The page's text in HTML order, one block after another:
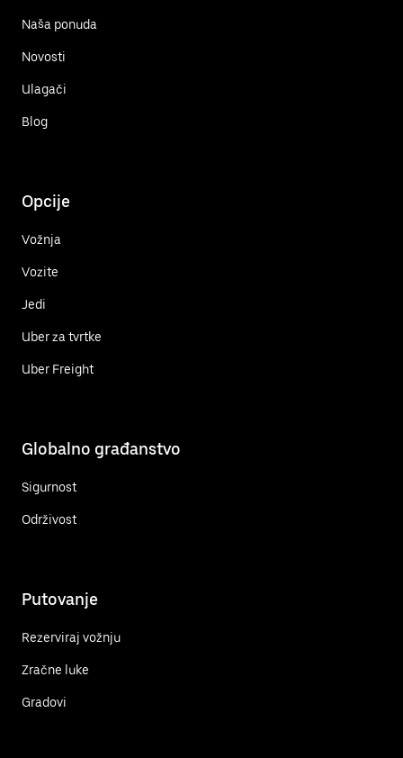
Naša ponuda
Novosti
Ulagači
Blog
Opcije
Vožnja
Vozite
Jedi
Uber za tvrtke
Uber Freight
Globalno građanstvo
Sigurnost
Održivost
Putovanje
Rezerviraj vožnju
Zračne luke
Gradovi